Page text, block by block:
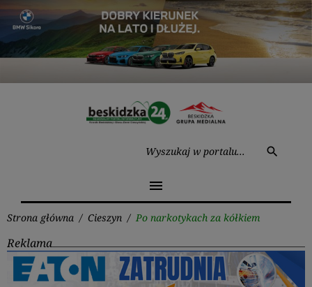
Przejdź
treści
search
menu
Strona główna / Cieszyn / Po narkotykach za kółkiem
Reklama